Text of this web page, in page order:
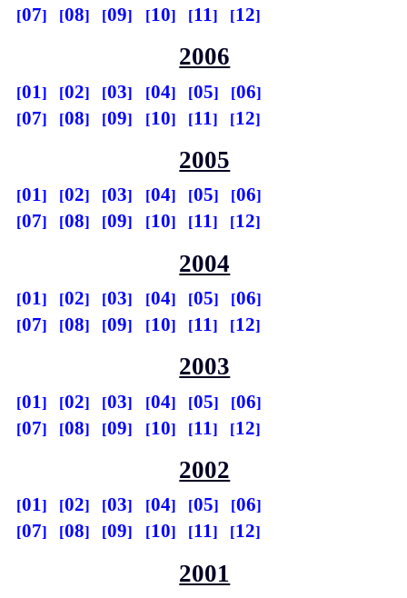
07
08 09 10 11 12
2006
01 02 03 04 05
06
07
08 09 10 11 12
2005
01 02 03 04 05
06
07
08 09 10 11 12
2004
01 02 03 04 05
06
07
08 09 10 11 12
2003
01 02 03 04 05
06
07
08 09 10 11 12
2002
01 02 03 04 05
06
07
08 09 10 11 12
2001